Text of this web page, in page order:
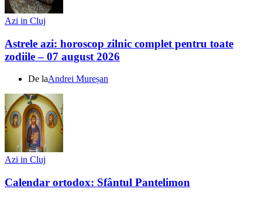
Azi in Cluj
Astrele azi: horoscop zilnic complet pentru toate
zodiile – 07 august 2026
De laAndrei Mureșan
Azi in Cluj
Calendar ortodox: Sfântul Pantelimon